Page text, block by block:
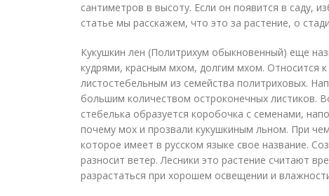
сантиметров в высоту. Если он появится в саду,
статье мы расскажем, что это за растение, о
Кукушкин лен (Политрихум обыкновенный) еще
кудрями, красным мхом, долгим мхом. Относится
листостебельным из семейства политриховых.
большим количеством остроконечных листиков.
стебелька образуется коробочка с семенами,
почему мох и прозвали кукушкиным льном. При
которое имеет в русском языке свое название.
разносит ветер. Лесники это растение считают
разрастаться при хорошем освещении и